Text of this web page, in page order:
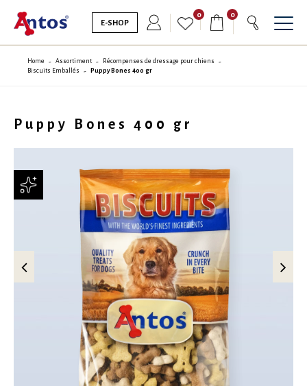
E-SHOP
0 0
Home Assortiment
Récompenses de dressage pour chiens
Biscuits Emballés
Puppy Bones 400 gr
Puppy Bones 400 gr